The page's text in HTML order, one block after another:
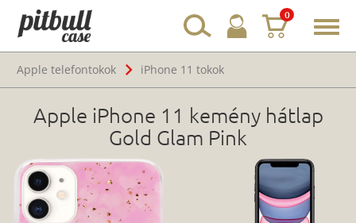
0
Apple telefontokok
iPhone 11 tokok
Apple iPhone 11 kemény hátlap
Gold Glam Pink